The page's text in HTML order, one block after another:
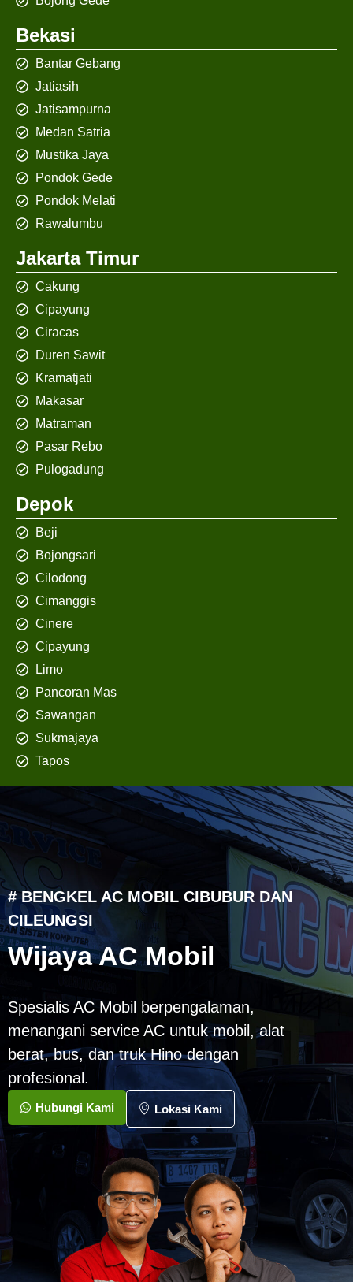
Bekasi
Bantar Gebang
Jatiasih
Jatisampurna
Medan Satria
Mustika Jaya
Pondok Gede
Pondok Melati
Rawalumbu
Jakarta Timur
Cakung
Cipayung
Ciracas
Duren Sawit
Kramatjati
Makasar
Matraman
Pasar Rebo
Pulogadung
Depok
Beji
Bojongsari
Cilodong
Cimanggis
Cinere
Cipayung
Limo
Pancoran Mas
Sawangan
Sukmajaya
Tapos
# BENGKEL AC MOBIL CIBUBUR DAN
CILEUNGSI
Wijaya AC Mobil
Spesialis AC Mobil berpengalaman,
menangani service AC untuk mobil, alat
berat, bus, dan truk Hino dengan
profesional.
Hubungi Kami Lokasi Kami